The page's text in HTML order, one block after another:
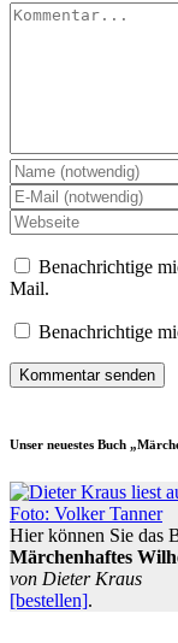
Kommentar
Benachrichtige
Mail.
Benachrichtige
Unser neuestes Buch
Hier können Sie das
Märchenhaftes
von Dieter Kraus
[bestellen].